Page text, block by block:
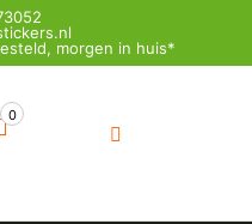
morgen in huis*
0